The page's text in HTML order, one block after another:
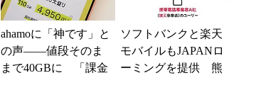
ahamoに「神です」と
の声――値段そのま
まで40GBに 「課金
ソフトバンクと楽天
モバイルもJAPANロ
ーミングを提供 熊